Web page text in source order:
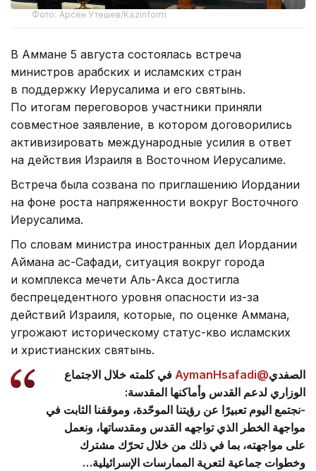
Фото: Арсен Утешев/Kazinform
В Аммане 5 августа состоялась встреча
министров арабских и исламских стран
в поддержку Иерусалима и его святынь.
По итогам переговоров участники приняли
совместное заявление, в котором договорились
активизировать международные усилия в ответ
на действия Израиля в Восточном Иерусалиме.
Встреча была созвана по приглашению Иордании
на фоне роста напряженности вокруг Восточного
Иерусалима.
По словам министра иностранных дел Иордании
Аймана ас-Сафади, ситуация вокруг города
и комплекса мечети Аль-Акса достигла
беспрецедентного уровня опасности из-за
действий Израиля, которые, по оценке Аммана,
угрожают историческому статус-кво исламских
и христианских святынь.
الصفدي@AymanHsafadi
في كلمته خلال الاجتماع
الوزاري لدعم القدس وأماكنها المقدسة:
-نجتمع اليوم تعبيرًا عن رؤيتنا الموحّدة، وموقفنا الثابت في
مواجهة الخطر الذي تواجهه القدس ومقدساتها، ونعمل
على مواجهته، بما في ذلك من خلال تحرّك مشترك
وخطوات جماعية لتعرية الممارسات الإسرائيلية…